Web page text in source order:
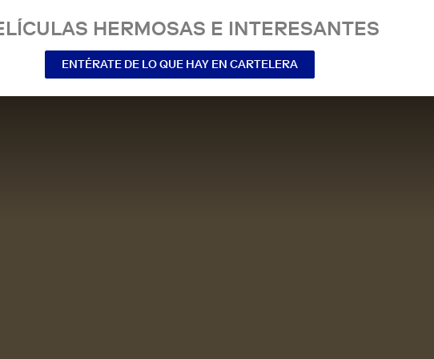
HERMOSAS E INTERESANTES
ENTÉRATE DE LO QUE HAY EN CARTELERA